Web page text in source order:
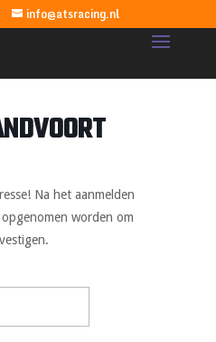
info@atsracing.nl
Na het aanmelden
worden om